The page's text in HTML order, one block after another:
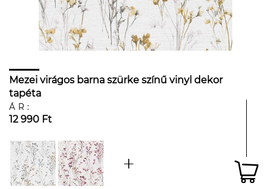
Mezei virágos barna szürke színű vinyl dekor
tapéta
ÁR:
12 990 Ft